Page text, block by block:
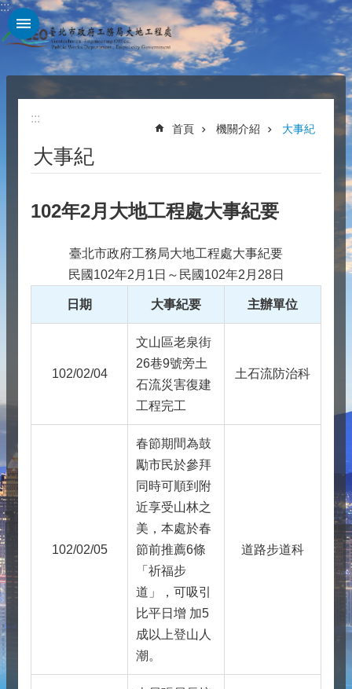
跳到主要內容區塊
:::
:::
首頁 機關介紹 大事紀
大事紀
102年2月大地工程處大事紀要
臺北市政府工務局大地工程處大事紀要
民國102年2月1日～民國102年2月28日
日期 大事紀要 主辦單位
102/02/04
文山區老泉街
26巷9號旁土
石流災害復建
工程完工
土石流防治科
102/02/05
春節期間為鼓
勵市民於參拜
同時可順到附
近享受山林之
美，本處於春
節前推薦6條
「祈福步
道」，可吸引
比平日增 加5
成以上登山人
潮。
道路步道科